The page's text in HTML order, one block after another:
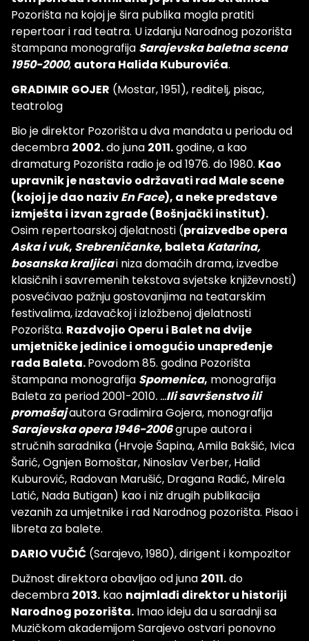
Pozorišta na kojoj je šira publika mogla pratiti
repertoar i rad teatra. U izdanju Narodnog pozorišta
štampana monografija Sarajevska baletna scena
1950-2000, autora Halida Kuburovića.
GRADIMIR GOJER (Mostar, 1951), reditelj, pisac,
teatrolog
Bio je direktor Pozorišta u dva mandata u periodu od
decembra 2002.do juna 2011.godine, a kao
dramaturg Pozorišta radio je od 1976. do 1980. Kao
upravnik je nastavio održavati rad Male scene
(kojoj je dao nazivEn Face), a neke predstave
izmješta i izvan zgrade (Bošnjački institut).
Osim repertoarskoj djelatnosti (praizvedbe opera
Aska i vuk, Srebreničanke, baleta Katarina,
bosanska kraljicai niza domaćih drama, izvedbe
klasičnih i savremenih tekstova svjetske književnosti)
posvećivao pažnju gostovanjima na teatarskim
festivalima, izdavačkoj i izložbenoj djelatnosti
Pozorišta. Razdvojio Operu i Balet na dvije
umjetničke jedinice i omogućio unapređenje
rada Baleta.Povodom 85. godina Pozorišta
štampana monografija Spomenica, monografija
Baleta za period 2001-2010. ...Ili savršenstvo ili
promašajautora Gradimira Gojera, monografija
Sarajevska opera 1946-2006grupe autora i
stručnih saradnika (Hrvoje Šapina, Amila Bakšić, Ivica
Šarić, Ognjen Bomoštar, Ninoslav Verber, Halid
Kuburović, Radovan Marušić, Dragana Radić, Mirela
Latić, Nada Butigan) kao i niz drugih publikacija
vezanih za umjetnike i rad Narodnog pozorišta. Pisao i
libreta za balete.
DARIO VUČIĆ (Sarajevo, 1980), dirigent i kompozitor
Dužnost direktora obavljao od juna 2011.do
decembra 2013. kao najmlađi direktor u historiji
Narodnog pozorišta. Imao ideju da u saradnji sa
Muzičkom akademijom Sarajevo ostvari ponovno